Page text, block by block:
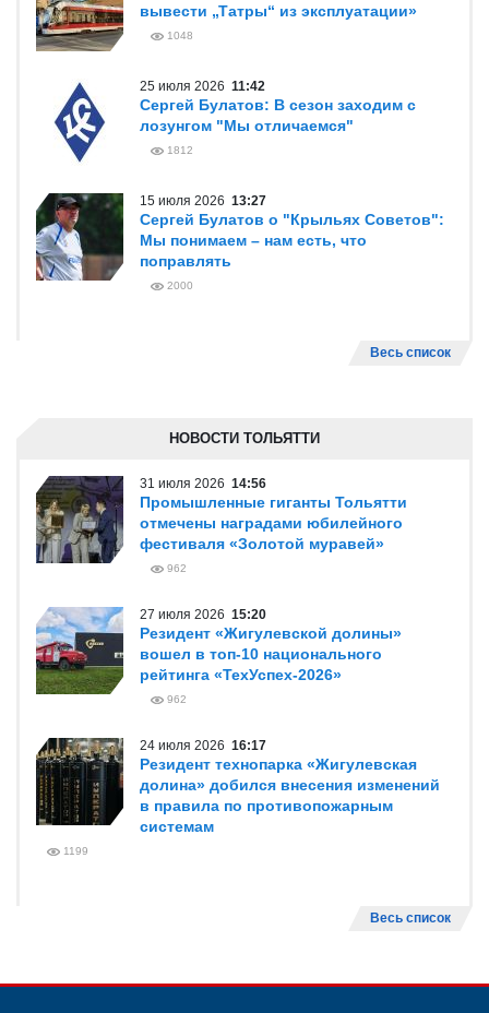
вывести „Татры“ из эксплуатации»
1048
25 июля 2026 11:42
Сергей Булатов: В сезон заходим с
лозунгом "Мы отличаемся"
1812
15 июля 2026 13:27
Сергей Булатов о "Крыльях Советов":
Мы понимаем – нам есть, что
поправлять
2000
Весь список
НОВОСТИ ТОЛЬЯТТИ
31 июля 2026 14:56
Промышленные гиганты Тольятти
отмечены наградами юбилейного
фестиваля «Золотой муравей»
962
27 июля 2026 15:20
Резидент «Жигулевской долины»
вошел в топ-10 национального
рейтинга «ТехУспех-2026»
962
24 июля 2026 16:17
Резидент технопарка «Жигулевская
долина» добился внесения изменений
в правила по противопожарным
системам
1199
Весь список